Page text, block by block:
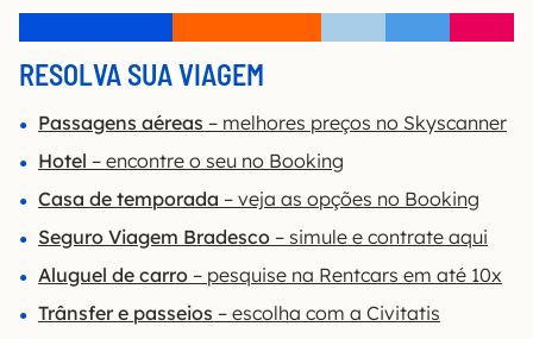
RESOLVA SUA VIAGEM
Passagens aéreas – melhores preços no Skyscanner
Hotel – encontre o seu no Booking
Casa de temporada – veja as opções no Booking
Seguro Viagem Bradesco – simule e contrate aqui
Aluguel de carro – pesquise na Rentcars em até 10x
Trânsfer e passeios – escolha com a Civitatis